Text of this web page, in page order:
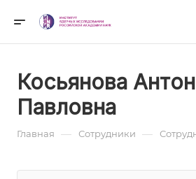
Косьянова
Павловна
Главная — Сотрудники —